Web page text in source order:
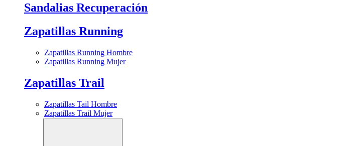
Sandalias Recuperación
Zapatillas Running
Zapatillas Running Hombre
Zapatillas Running Mujer
Zapatillas Trail
Zapatillas Tail Hombre
Zapatillas Trail Mujer